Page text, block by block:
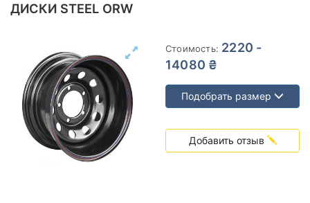
ДИСКИ STEEL ORW
Стоимость: 2220 -
14080 ₴
Подобрать размер
Добавить отзыв
Вылет (ET)